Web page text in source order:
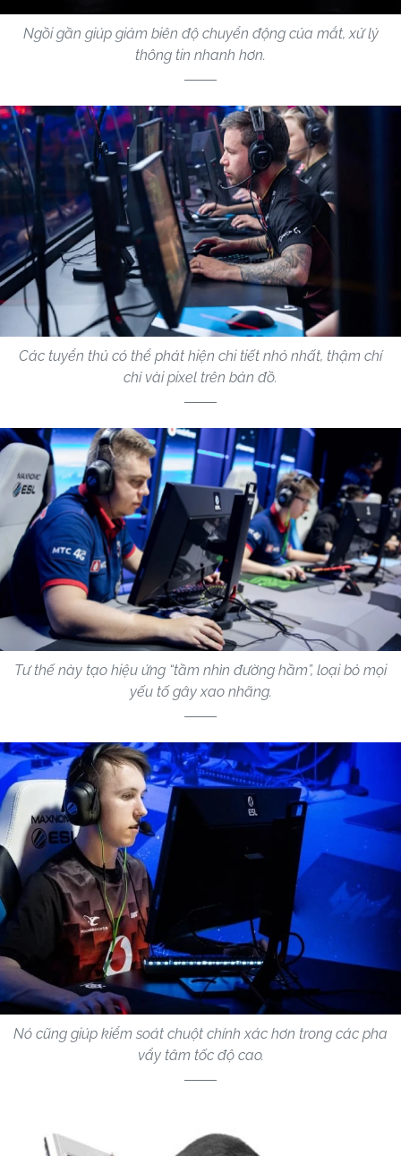
Ngồi gần giúp giảm biên độ chuyển động của mắt, xử lý
thông tin nhanh hơn.
Các tuyển thủ có thể phát hiện chi tiết nhỏ nhất, thậm chí
chỉ vài pixel trên bản đồ.
Tư thế này tạo hiệu ứng “tầm nhìn đường hầm”, loại bỏ mọi
yếu tố gây xao nhãng.
Nó cũng giúp kiểm soát chuột chính xác hơn trong các pha
vẩy tâm tốc độ cao.